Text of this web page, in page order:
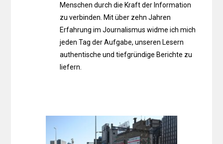
Menschen durch die Kraft der Information
zu verbinden. Mit über zehn Jahren
Erfahrung im Journalismus widme ich mich
jeden Tag der Aufgabe, unseren Lesern
authentische und tiefgründige Berichte zu
liefern.